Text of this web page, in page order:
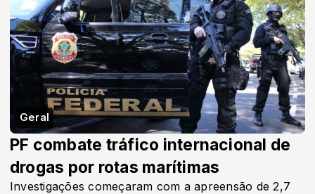
Geral
PF combate tráfico internacional de
drogas por rotas marítimas
Investigações começaram com a apreensão de 2,7